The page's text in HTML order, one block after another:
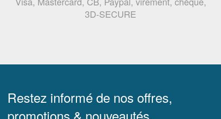
3D-SECURE
Restez informé de nos offres,
promotions & nouveautés.